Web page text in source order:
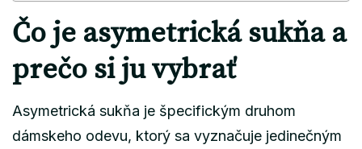
Čo je asymetrická sukňa a
prečo si ju vybrať
Asymetrická sukňa je špecifickým druhom
dámskeho odevu, ktorý sa vyznačuje jedinečným